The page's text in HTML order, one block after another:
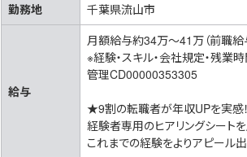
勤務地 千葉県流山市
給与
月額給与約34万～41万（前職給
※経験・スキル・会社規定・残業
管理CD00000353305
★9割の転職者が年収UPを実感！
経験者専用のヒアリングシートを
これまでの経験をよりアピール